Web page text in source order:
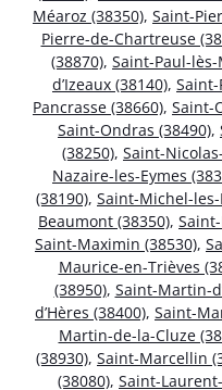
Méaroz (38350), Saint-
Pierre-de-Chartreuse
(38870), Saint-Paul-
d’Izeaux (38140), Saint-
Pancrasse (38660), Saint-
Saint-Ondras (38490),
(38250), Saint-
Nazaire-les-Eymes
(38190), Saint-Michel-les-
Beaumont (38350),
Saint-Maximin (38530),
Maurice-en-Trièves
(38950), Saint-Martin-
d’Hères (38400), Saint-
Martin-de-la-Cluze
(38930), Saint-Marcellin
(38080), Saint-